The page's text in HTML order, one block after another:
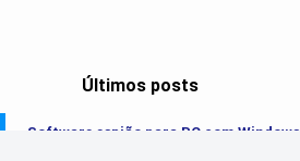
Últimos posts
Software espião para PC com Windows